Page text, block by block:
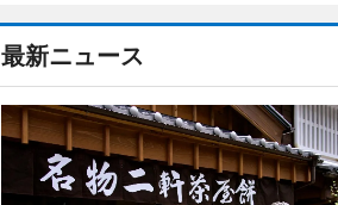
最新ニュース